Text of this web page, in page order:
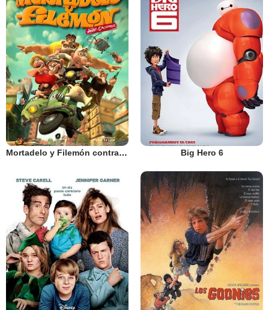
Mortadelo y Filemón contra Jimmy el cachondo Big Hero 6